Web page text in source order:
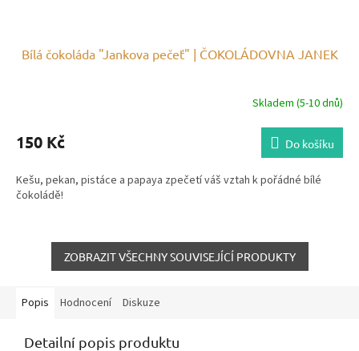
Bílá čokoláda "Jankova pečeť" | ČOKOLÁDOVNA JANEK
Skladem (5-10 dnů)
150 Kč Do košíku
Kešu, pekan, pistáce a papaya zpečetí váš vztah k pořádné bílé
čokoládě!
ZOBRAZIT VŠECHNY SOUVISEJÍCÍ PRODUKTY
Popis Hodnocení Diskuze
Detailní popis produktu